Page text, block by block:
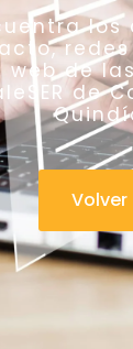
los
web de
de
Volver